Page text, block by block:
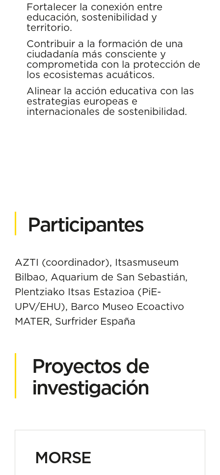
Fortalecer la conexión entre
educación, sostenibilidad y
territorio.
Contribuir a la formación de una
ciudadanía más consciente y
comprometida con la protección de
los ecosistemas acuáticos.
Alinear la acción educativa con las
estrategias europeas e
internacionales de sostenibilidad.
Participantes
AZTI (coordinador), Itsasmuseum
Bilbao, Aquarium de San Sebastián,
Plentziako Itsas Estazioa (PiE-
UPV/EHU), Barco Museo Ecoactivo
MATER, Surfrider España
Proyectos de
investigación
MORSE